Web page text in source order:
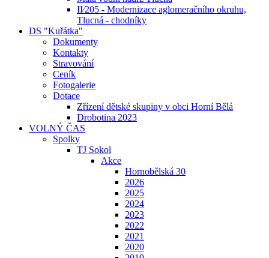
II⁄205 - Modernizace aglomeračního okruhu,
Tlucná - chodníky
DS "Kuřátka"
Dokumenty
Kontakty
Stravování
Ceník
Fotogalerie
Dotace
Zřízení dětské skupiny v obci Horní Bělá
Drobotina 2023
VOLNÝ ČAS
Spolky
TJ Sokol
Akce
Hornobělská 30
2026
2025
2024
2023
2022
2021
2020